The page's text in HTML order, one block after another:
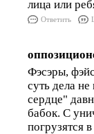
лица или
Ответить
Фэсэры,
суть дела
сердце"
бабок. С
погрузятся